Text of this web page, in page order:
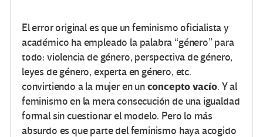
El error original es que un feminismo oficialista y
académico ha empleado la palabra “género” para
todo: violencia de género, perspectiva de género,
leyes de género, experta en género, etc.
convirtiendo a la mujer en unconcepto vacío. Y al
feminismo en la mera consecución de una igualdad
formal sin cuestionar el modelo. Pero lo más
absurdo es que parte del feminismo haya acogido